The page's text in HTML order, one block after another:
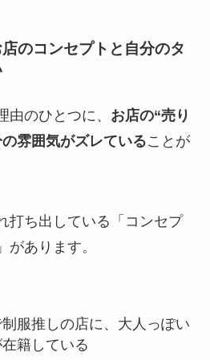
のコンセプトと自分のタ
由のひとつに、 お店の“売り
雰囲気がズレていることが
打ち出している「コンセプ
があります。
服推しの店に、大人っぽい
籍している